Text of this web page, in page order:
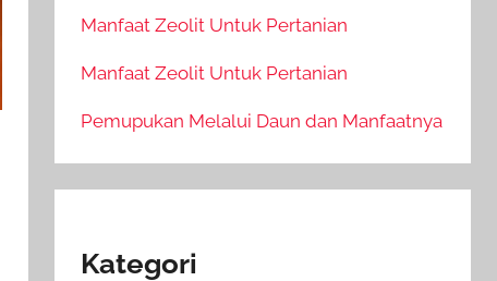
Manfaat Zeolit Untuk Pertanian
Manfaat Zeolit Untuk Pertanian
Pemupukan Melalui Daun dan Manfaatnya
Kategori